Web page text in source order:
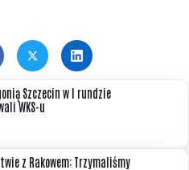
Szczecin w I rundzie
WKS-u
z Rakowem: Trzymaliśmy